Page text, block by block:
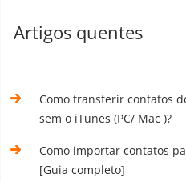
Artigos quentes
Como transferir contatos
sem o iTunes (PC/ Mac )?
Como importar contatos
[Guia completo]